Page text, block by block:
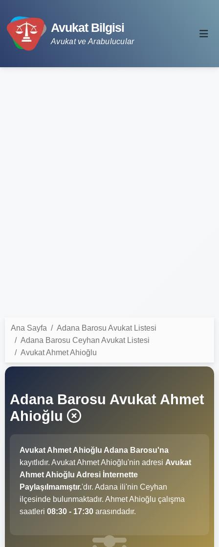
Avukat Bilgisi
Avukat ve Arabulucular
Ana Sayfa
Adana Barosu Avukat Listesi
Adana Barosu Ceyhan Avukat Listesi
Avukat Ahmet Ahioğlu
Adana Barosu Avukat Ahmet
Ahioğlu
Avukat Ahmet Ahioğlu Adana Barosu'na
kayıtlıdır. Avukat Ahmet Ahioğlu'nin adresi Avukat
Ahmet Ahioğlu Adresi İnternette
Paylaşılmamıştır.'dır. Adana ili'nin Ceyhan
ilçesinde bulunmaktadır. Ahmet Ahioğlu çalışma
saatleri 08:30 - 17:30 arasındadır.